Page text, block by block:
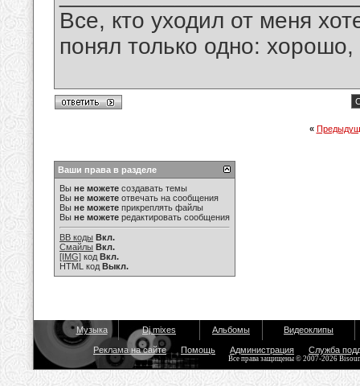
Все, кто уходил от меня
понял только одно:
«
Ваши права в разделе
Вы не можете создавать темы
Вы не можете отвечать на сообщения
Вы не можете прикреплять файлы
Вы не можете редактировать сообщения
BB коды Вкл.
Смайлы Вкл.
[IMG] код Вкл.
HTML код Выкл.
Музыка Dj mixes Альбомы Видеоклипы
Реклама на сайте Помощь Администрация Служба
Все права защищены © 2007-2026